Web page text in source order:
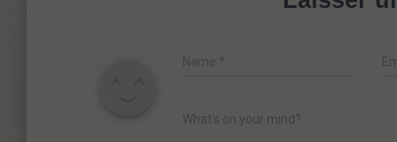
Name *
What's on your mind?